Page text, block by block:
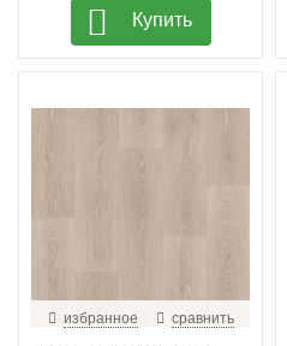
Купить
избранное сравнить